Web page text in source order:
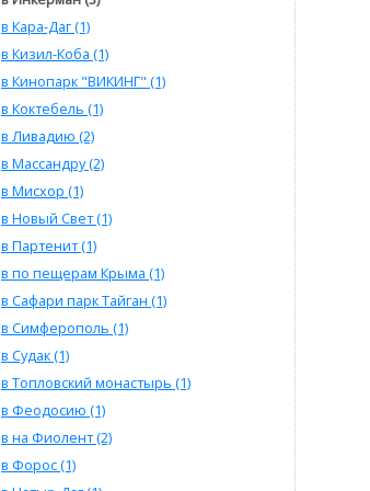
в Кара-Даг (1)
в Кизил-Коба (1)
в Кинопарк "ВИКИНГ" (1)
в Коктебель (1)
в Ливадию (2)
в Массандру (2)
в Мисхор (1)
в Новый Свет (1)
в Партенит (1)
в по пещерам Крыма (1)
в Сафари парк Тайган (1)
в Симферополь (1)
в Судак (1)
в Топловский монастырь (1)
в Феодосию (1)
в на Фиолент (2)
в Форос (1)